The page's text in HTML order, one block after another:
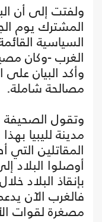
ولفتت إلى أن
المشترك يوم
السياسية
الغرب -وكان
وأكد البيان
مصالحة شاملة.
وتقول الصحيفة
مدينة لليبيا
المقاتلين
أوصلوا البلاد
بإنقاذ البلاد
فالغرب الآن
مصغرة لقوات